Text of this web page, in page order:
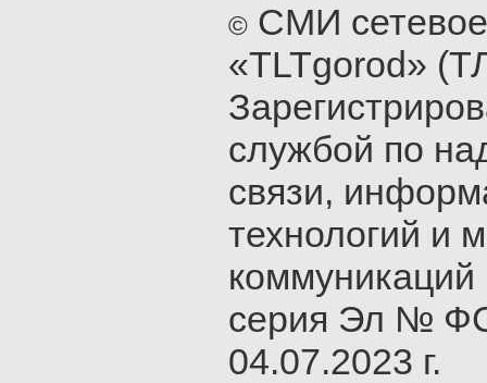
© СМИ
«TLTgorod»
службой по
связи,
технологий и
серия Эл №
04.07.2023 г.